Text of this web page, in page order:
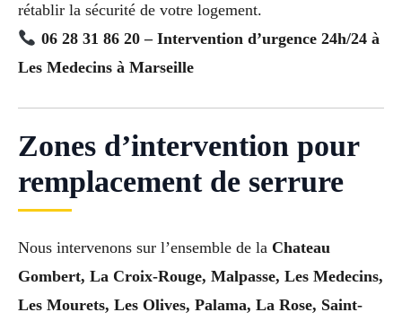
rétablir la sécurité de votre logement.
06 28 31 86 20 – Intervention d’urgence 24h/24 à
Les Medecins à Marseille
Zones d’intervention pour
remplacement de serrure
Nous intervenons sur l’ensemble de la Chateau
Gombert, La Croix-Rouge, Malpasse, Les Medecins,
Les Mourets, Les Olives, Palama, La Rose, Saint-